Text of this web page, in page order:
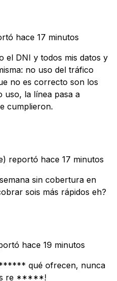
hace 17 minutos
el DNI y todos mis datos y
no uso del tráfico
no es correcto son los
uso, la línea pasa a
cumplieron.
reportó hace 17 minutos
sin cobertura en
sois más rápidos eh?
hace 19 minutos
****** qué ofrecen, nunca
re *****!